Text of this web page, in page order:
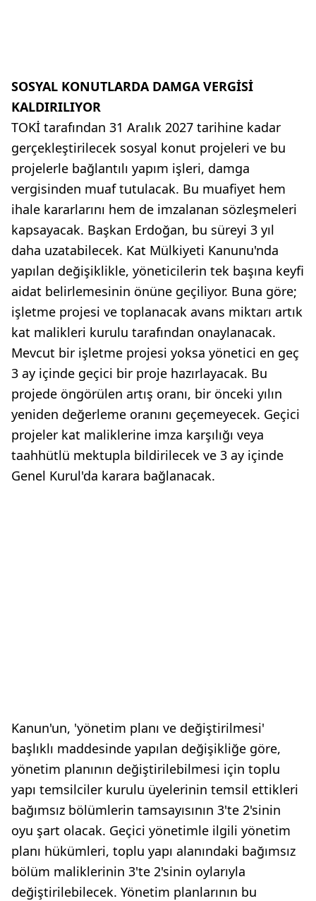
SOSYAL KONUTLARDA DAMGA VERGİSİ
KALDIRILIYOR
TOKİ tarafından 31 Aralık 2027 tarihine kadar
gerçekleştirilecek sosyal konut projeleri ve bu
projelerle bağlantılı yapım işleri, damga
vergisinden muaf tutulacak. Bu muafiyet hem
ihale kararlarını hem de imzalanan sözleşmeleri
kapsayacak. Başkan Erdoğan, bu süreyi 3 yıl
daha uzatabilecek. Kat Mülkiyeti Kanunu'nda
yapılan değişiklikle, yöneticilerin tek başına keyfi
aidat belirlemesinin önüne geçiliyor. Buna göre;
işletme projesi ve toplanacak avans miktarı artık
kat malikleri kurulu tarafından onaylanacak.
Mevcut bir işletme projesi yoksa yönetici en geç
3 ay içinde geçici bir proje hazırlayacak. Bu
projede öngörülen artış oranı, bir önceki yılın
yeniden değerleme oranını geçemeyecek. Geçici
projeler kat maliklerine imza karşılığı veya
taahhütlü mektupla bildirilecek ve 3 ay içinde
Genel Kurul'da karara bağlanacak.
Kanun'un, 'yönetim planı ve değiştirilmesi'
başlıklı maddesinde yapılan değişikliğe göre,
yönetim planının değiştirilebilmesi için toplu
yapı temsilciler kurulu üyelerinin temsil ettikleri
bağımsız bölümlerin tamsayısının 3'te 2'sinin
oyu şart olacak. Geçici yönetimle ilgili yönetim
planı hükümleri, toplu yapı alanındaki bağımsız
bölüm maliklerinin 3'te 2'sinin oylarıyla
değiştirilebilecek. Yönetim planlarının bu